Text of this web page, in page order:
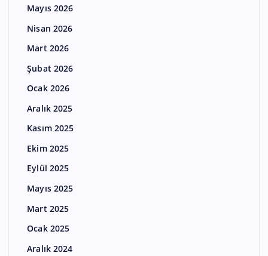
Mayıs 2026
Nisan 2026
Mart 2026
Şubat 2026
Ocak 2026
Aralık 2025
Kasım 2025
Ekim 2025
Eylül 2025
Mayıs 2025
Mart 2025
Ocak 2025
Aralık 2024